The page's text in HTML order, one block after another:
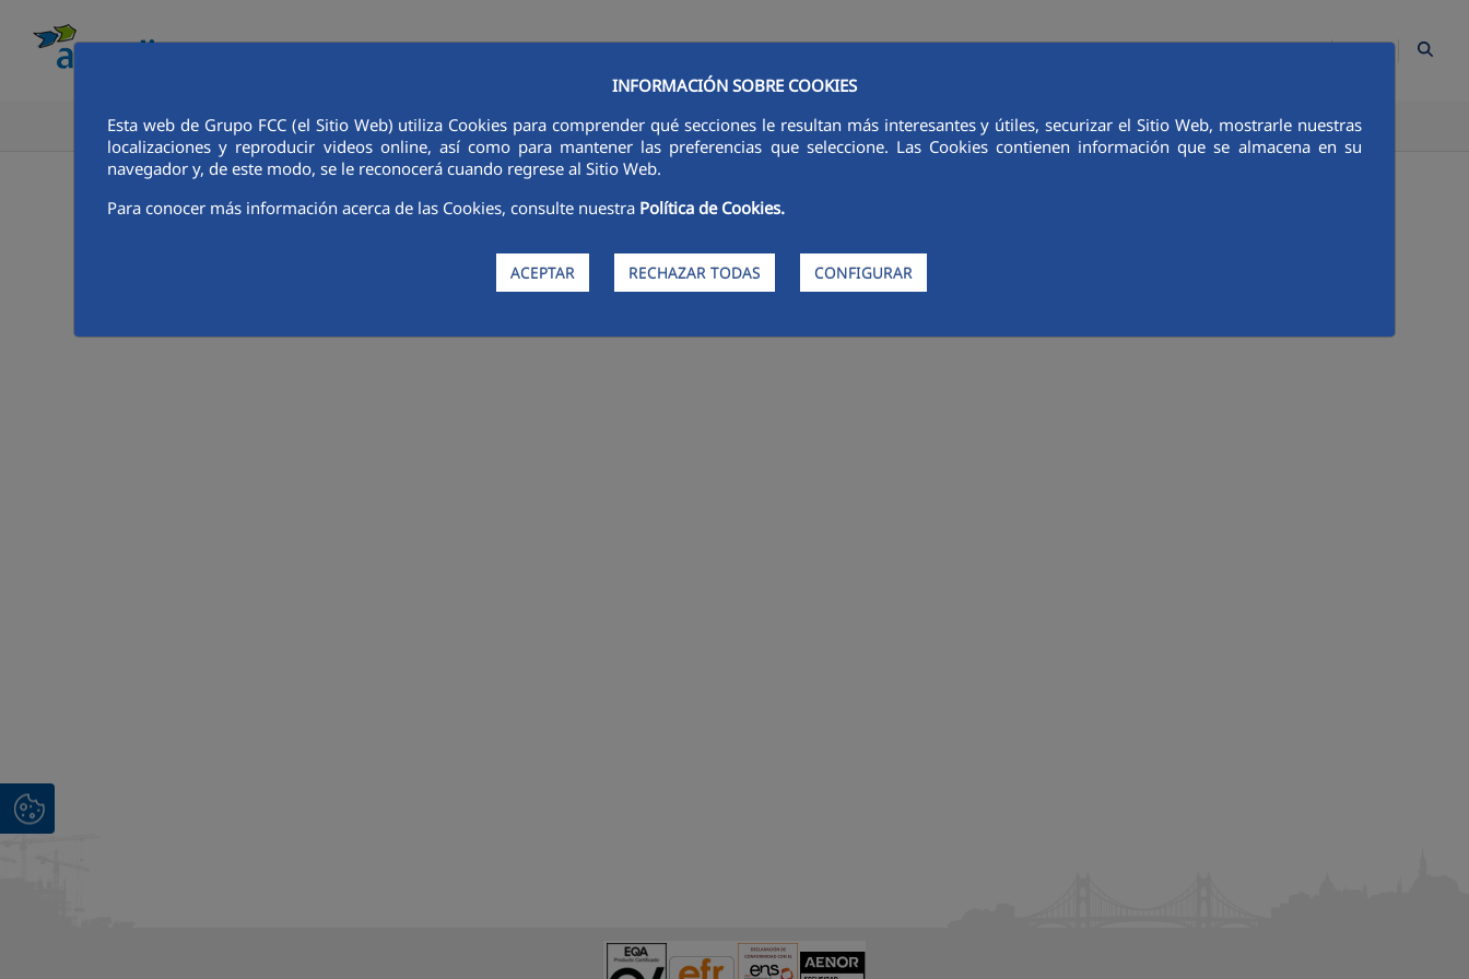
INFORMACIÓN SOBRE COOKIES
Esta web de Grupo FCC (el Sitio Web) utiliza Cookies para comprender qué secciones le resultan más interesantes y útiles, securizar el Sitio Web, mostrarle nuestras
localizaciones y reproducir videos online, así como para mantener las preferencias que seleccione. Las Cookies contienen información que se almacena en su
navegador y, de este modo, se le reconocerá cuando regrese al Sitio Web.
Para conocer más información acerca de las Cookies, consulte nuestra Política de Cookies.
ACEPTAR RECHAZAR TODAS CONFIGURAR
CONOCE AQUALIA ANALISTAS E INVERSORES INNOVACIÓN DIGITALIZACIÓN SOSTENIBILIDAD ÉTICA E INTEGRIDAD COMUNICACIÓN